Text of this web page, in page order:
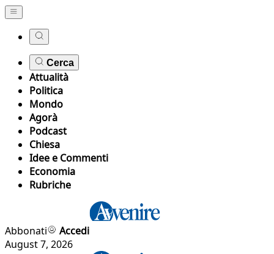
Cerca
Attualità
Politica
Mondo
Agorà
Podcast
Chiesa
Idee e Commenti
Economia
Rubriche
Abbonati
Accedi
August 7, 2026